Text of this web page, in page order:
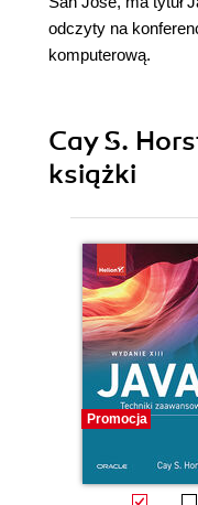
odczyty na
komputerową.
Cay S.
książki
Promocja